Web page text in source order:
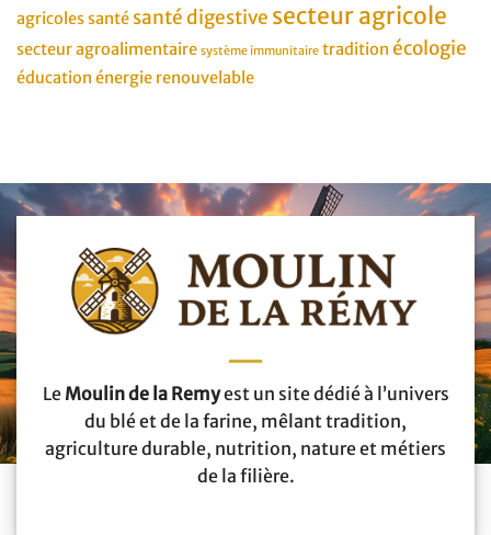
agricolessanté santé digestive secteur agricole
secteur agroalimentaire système immunitaire tradition écologie
éducation énergie renouvelable
Le Moulin de la Remyest un site dédié à l’univers
du blé et de la farine, mêlant tradition,
agriculture durable, nutrition, nature et métiers
de la filière.